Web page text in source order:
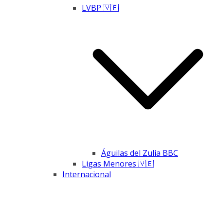
LVBP 🇻🇪
Águilas del Zulia BBC
Ligas Menores 🇻🇪
Internacional